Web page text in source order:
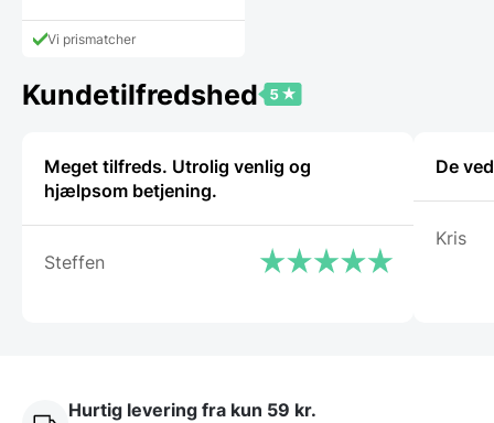
var:
699,00 DKK.
aktuelle
prisVi prismatcher
Kundetilfredshed
Meget tilfreds. Utrolig venlig og
hjælpsom betjening.
Steffen
De
Kris
Hurtig levering fra kun 59 kr.